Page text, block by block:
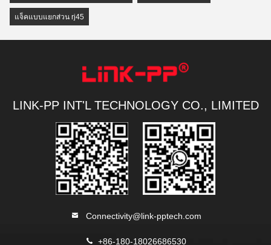
แจ็คแบบแยกส่วน rj45
LINK-PP INT'L TECHNOLOGY CO., LIMITED
Connectivity@link-pptech.com
+86-180-18026686530